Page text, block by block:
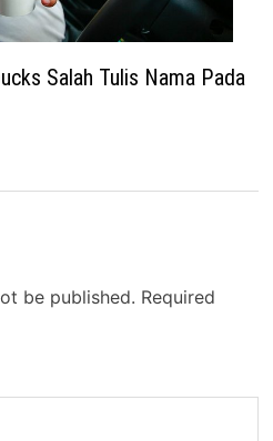
Salah Tulis Nama Pada
be published. Required